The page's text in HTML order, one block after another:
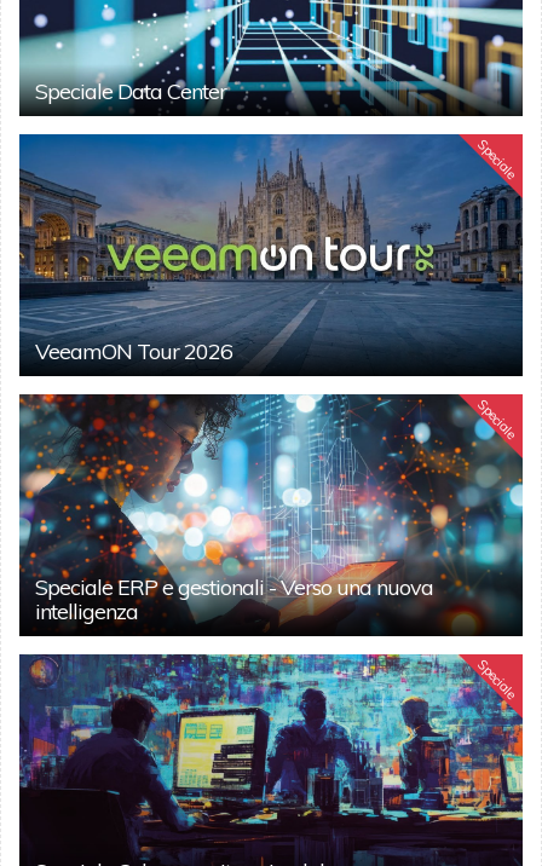
Speciale Data Center
Speciale
VeeamON Tour 2026
Speciale
Speciale ERP e gestionali - Verso una nuova
intelligenza
Speciale